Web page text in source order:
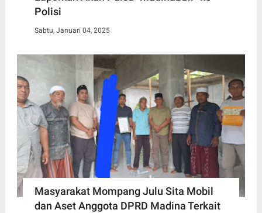
Polisi
Sabtu, Januari 04, 2025
Masyarakat Mompang Julu Sita Mobil
dan Aset Anggota DPRD Madina Terkait